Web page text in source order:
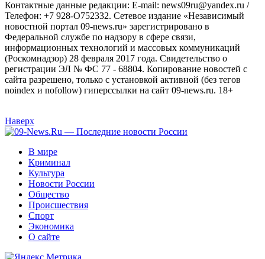
Контактные данные редакции: E-mail: news09ru@yandex.ru /
Телефон: +7 928-O752332. Сетевое издание «Независимый
новостной портал 09-news.ru» зарегистрировано в
Федеральной службе по надзору в сфере связи,
информационных технологий и массовых коммуникаций
(Роскомнадзор) 28 февраля 2017 года. Свидетельство о
регистрации ЭЛ № ФС 77 - 68804. Копирование новостей с
сайта разрешено, только с установкой активной (без тегов
noindex и nofollow) гиперссылки на сайт 09-news.ru. 18+
Наверх
В мире
Криминал
Культура
Новости России
Общество
Происшествия
Спорт
Экономика
О сайте